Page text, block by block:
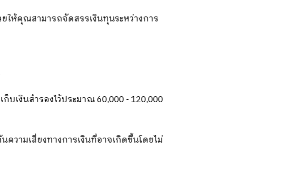
ห้คุณสามารถจัดสรรเงินทุนระหว่างการ
เงินสำรองไว้ประมาณ 60,000 - 120,000
วามเสี่ยงทางการเงินที่อาจเกิดขึ้นโดยไม่